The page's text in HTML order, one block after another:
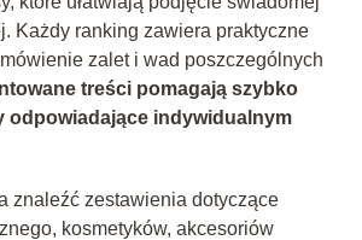
Każdy ranking zawiera praktyczne
zalet i wad poszczególnych
treści pomagają szybko
odpowiadające indywidualnym
znaleźć zestawienia dotyczące
kosmetyków, akcesoriów